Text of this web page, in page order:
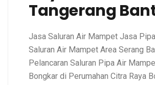
Tangerang
Jasa Saluran Air Mampet Jasa
Saluran Air Mampet Area Serang
Pelancaran Saluran Pipa Air
Bongkar di Perumahan Citra Raya